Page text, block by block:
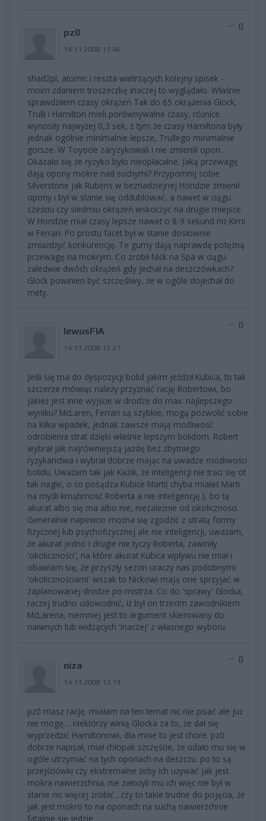
pz0
14.11.2008 11:46
0
shad2pl, atomic i reszta wietrzących kolejny spisek -
moim zdaniem troszeczkę inaczej to wyglądało. Właśnie
sprawdziłem czasy okrążeń Tak do 65 okrążenia Glock,
Trulli i Hamilton mieli porównywalne czasy, różnice
wynosiły najwyżej 0,3 sek, z tym że czasy Hamiltona były
jednak ogólnie minimalnie lepsze, Trullego minimalnie
gorsze. W Toyocie zaryzykowali i nie zmienili opon.
Okazało się że ryzyko było nieopłacalne. Jaką przewagę
dają opony mokre nad suchymi? Przypomnij sobie
Silverstone jak Rubens w beznadziejnej Hondzie zmienił
opony i był w stanie się oddublować, a nawet w ciągu
sześciu czy siedmiu okrążeń wskoczyć na drugie miejsce.
W Hondzie miał czasy lepsze nawet o 8-9 sekund niż Kimi
w Ferrari. Po prostu facet był w stanie dosłownie
zmiażdżyć konkurencję. Te gumy dają naprawdę potężną
przewagę na mokrym. Co zrobił Nick na Spa w ciągu
zaledwie dwóch okrążeń gdy jechał na deszczówkach?
Glock powinien być szczęśliwy, że w ogóle dojechał do
mety.
lewusFIA
14.11.2008 12:27
0
Jeśli się ma do dyspozycji bolid jakim jeździł Kubica, to tak
szczerze mówiąc należy przyznać rację Robertowi, bo
jakież jest inne wyjście w drodze do max. najlepszego
wyniku? McLaren, Ferrari są szybkie, mogą pozwolić sobie
na kilka wpadek, jednak zawsze mają możliwość
odrobienia strat dzięki właśnie lepszym bolidom. Robert
wybrał jak najrówniejszą jazdę bez zbytniego
ryzykanctwa i wybrał dobrze mając na uwadze możliwości
bolidu. Uważam tak jak Kazik, że inteligencji nie traci się ot
tak nagle, o co posądza Kubice Marti( chyba miałaś Marti
na myśli krnąbrność Roberta a nie inteligencję ), bo tą
akurat albo się ma albo nie, niezależnie od okoliczności.
Generalnie napewno można się zgodzić z utratą formy
fizycznej lub psychofizycznej ale nie inteligencji, uważam,
że akurat jedno i drugie nie tyczy Roberta, zawiniły
'okoliczności', na które akurat Kubica wpływu nie miał i
obawiam się, że przyszły sezon uraczy nas podobnymi
'okolicznościami' wszak to Nickowi mają one sprzyjać w
zaplanowanej drodze po mistrza. Co do 'sprawy' Glocka,
raczej trudno udowodnić, iż był on trzecim zawodnikiem
McLarena, niemniej jest to argument skierowany do
naiwnych lub widzących 'inaczej' z własnego wyboru.
niza
14.11.2008 13:19
0
pz0 masz rację. miałam na ten temat nic nie pisać ale już
nie mogę.... niektórzy winią Glocka za to, że dał się
wyprzedzić Hamiltonowi, dla mnie to jest chore. pz0
dobrze napisał, miał chłopak szczęście, że udało mu się w
ogóle utrzymać na tych oponach na deszczu. po to są
przejściówki czy ekstremalne żeby ich używać jak jest
mokra nawierzchnia. nie założyli mu ich więc nie był w
stanie nic więcej zrobić....czy to takie trudne do pojęcia, że
jak jest mokro to na oponach na suchą nawierzchnie
fatalnie się jedzie